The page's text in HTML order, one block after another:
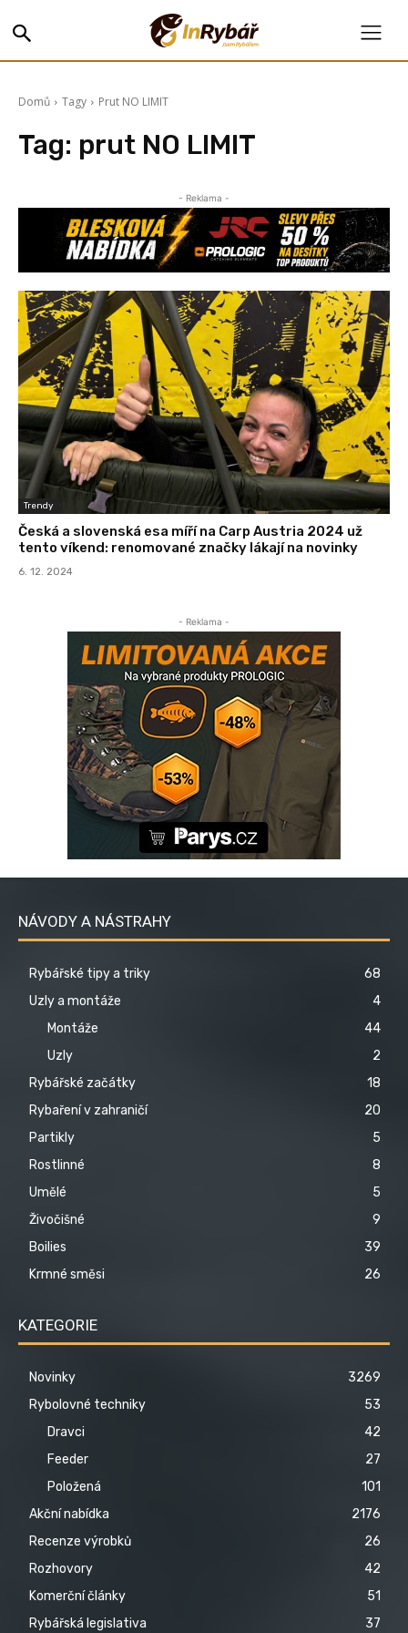
Domů Tagy Prut NO LIMIT
Tag: prut NO LIMIT
- Reklama -
Trendy
Česká a slovenská esa míří na Carp Austria 2024 už
tento víkend: renomované značky lákají na novinky
6. 12. 2024
- Reklama -
NÁVODY A NÁSTRAHY
Rybářské tipy a triky
68
Uzly a montáže
4
Montáže
44
Uzly
2
Rybářské začátky
18
Rybaření v zahraničí
20
Partikly
5
Rostlinné
8
Umělé
5
Živočišné
9
Boilies
39
Krmné směsi
26
KATEGORIE
Novinky
3269
Rybolovné techniky
53
Dravci
42
Feeder
27
Položená
101
Akční nabídka
2176
Recenze výrobků
26
Rozhovory
42
Komerční články
51
Rybářská legislativa
37